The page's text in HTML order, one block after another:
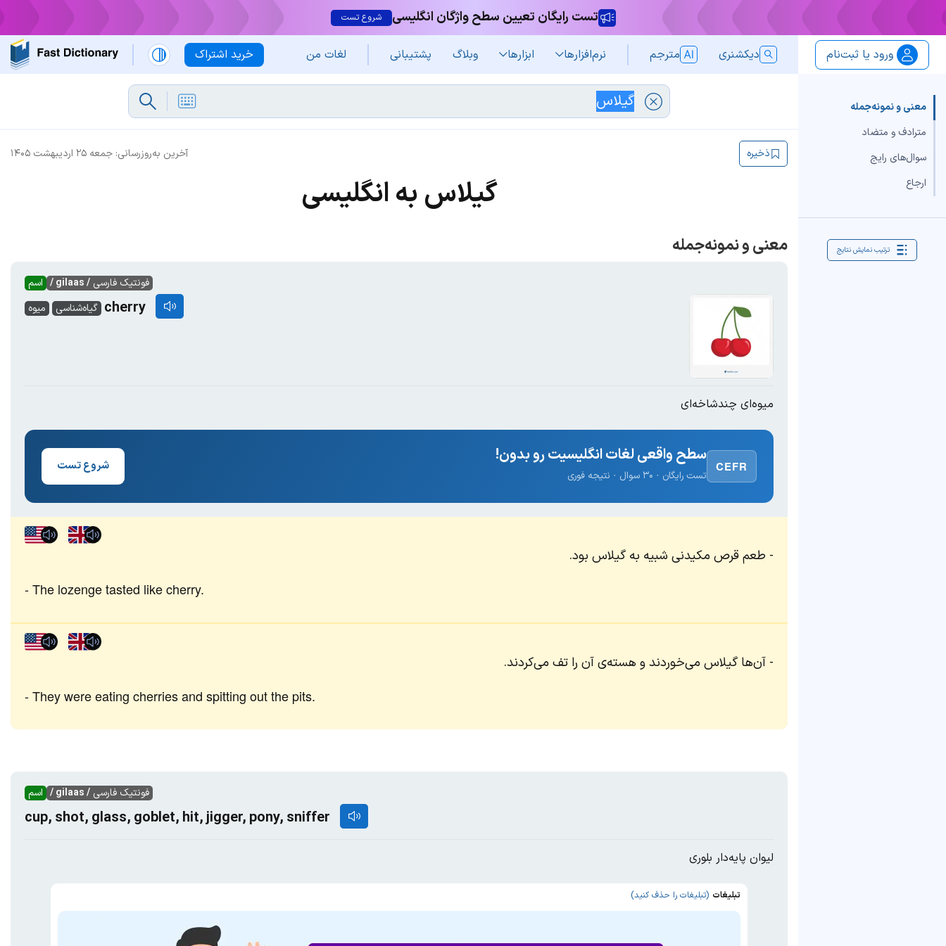
تست رایگان تعیین سطح واژگان انگلیسی شروع تست
خرید اشتراک ورود یا ثبت‌نام دیکشنری مترجم نرم‌افزار‌ها ابزارها وبلاگ پشتیبانی لغات من
معنی و نمونه‌جمله
مترادف و متضاد
سوال‌های رایج
ارجاع
ترتیب نمایش نتایج
آخرین به‌روزرسانی: جمعه ۲۵ اردیبهشت ۱۴۰۵ ذخیره
گیلاس به انگلیسی
معنی و نمونه‌جمله
اسم فونتیک فارسی / gilaas /
گیاه‌شناسی
میوه cherry
میوه‌ای چندشاخه‌ای
CEFR
سطح واقعی لغات انگلیسیت رو بدون!
تست رایگان · ۳۰ سوال · نتیجه فوری
شروع تست
طعم قرص مکیدنی شبیه به گیلاس بود.
The lozenge tasted like cherry.
آن‌ها گیلاس می‌خوردند و هسته‌ی آن را تف می‌کردند.
They were eating cherries and spitting out the pits.
اسم فونتیک فارسی / gilaas /
cup, shot, glass, goblet, hit, jigger, pony, sniffer
لیوان پایه‌دار بلوری
تبلیغات (تبلیغات را حذف کنید)